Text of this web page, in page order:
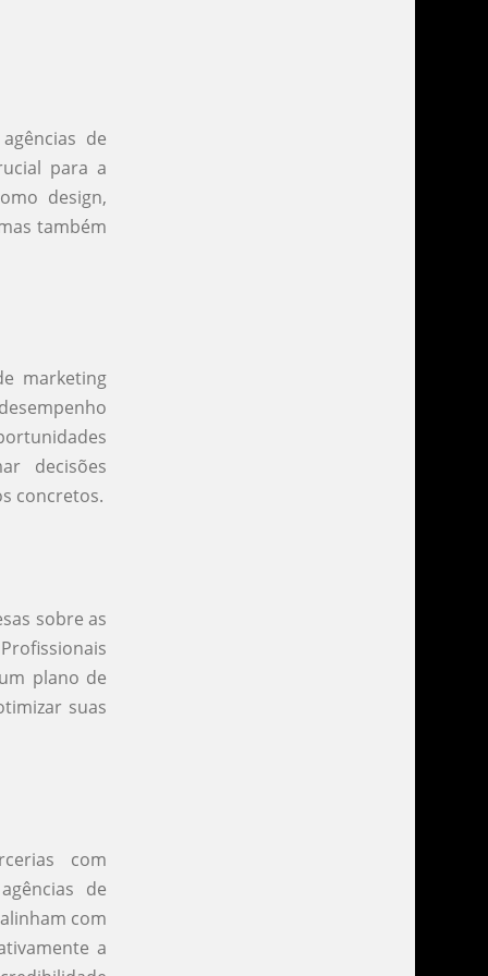
de
para a
design,
também
marketing
decisões
concretos.
sobre as
plano de
suas
com
de
com
a